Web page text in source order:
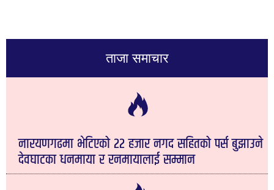
ताजा समाचार
नारयणगढमा भेटिएको २२ हजार नगद सहितको पर्स बुझाउने
देवघाटका धनमाया र रनमायालाई सम्मान